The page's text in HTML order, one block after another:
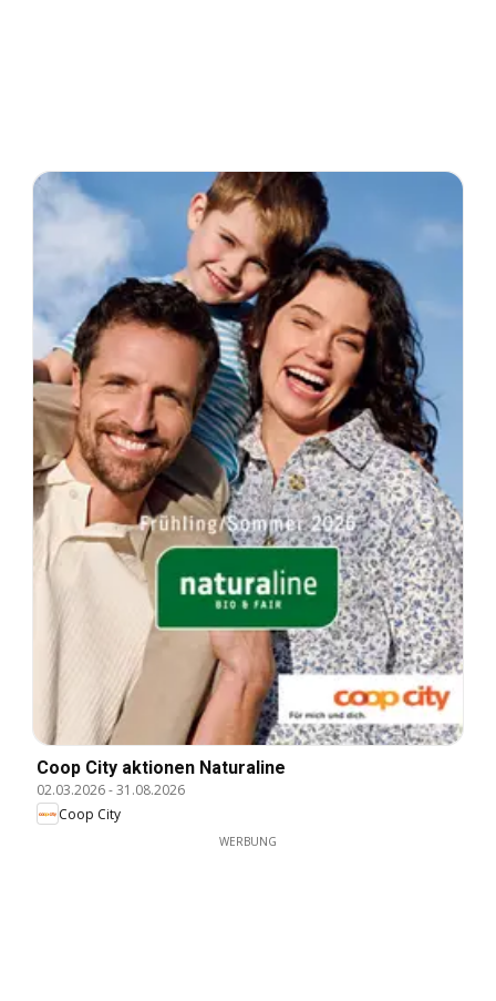
Coop City aktionen Naturaline
02.03.2026-31.08.2026
Coop City
WERBUNG